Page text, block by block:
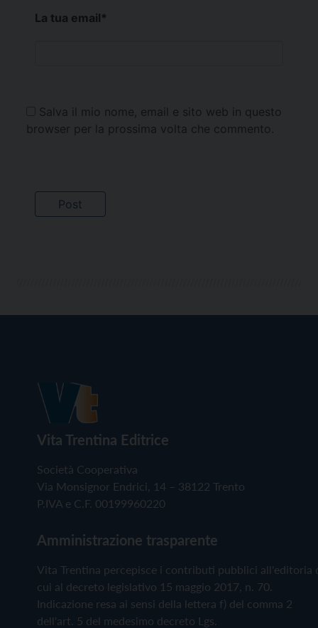
La tua email*
Salva il mio nome, email e sito web in questo
browser per la prossima volta che commento.
Vita Trentina Editrice
Società Cooperativa
Via Monsignor Endrici, 14 – 38122 Trento
P.IVA e C.F. 00199960220
Amministrazione trasparente
Vita Trentina percepisce i contributi pubblici all'editoria
cui al decreto legislativo 15 maggio 2017, n. 70.
Indicazione resa ai sensi della lettera f) del comma 2
dell'art. 5 del medesimo decreto Lgs.